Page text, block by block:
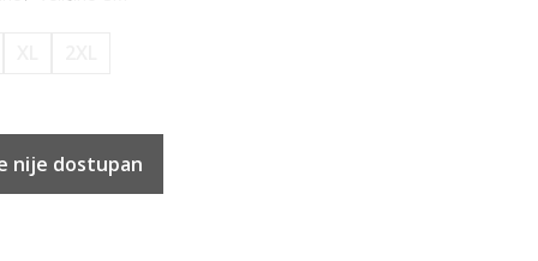
nije dostupan